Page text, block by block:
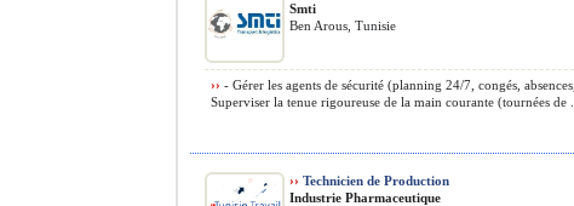
Smti
Ben Arous, Tunisie
›› - Gérer les agents de sécurité (planning 24/7, congés,
Superviser la tenue rigoureuse de la main courante (tournées de ...
›› Technicien de Production
Industrie Pharmaceutique